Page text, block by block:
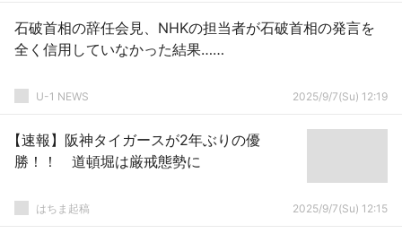
石破首相の辞任会見、NHKの担当者が石破首相の発言を
全く信用していなかった結果……
U-1 NEWS 2025/9/7(Su) 12:19
【速報】阪神タイガースが2年ぶりの優
勝！！ 道頓堀は厳戒態勢に
はちま起稿 2025/9/7(Su) 12:15